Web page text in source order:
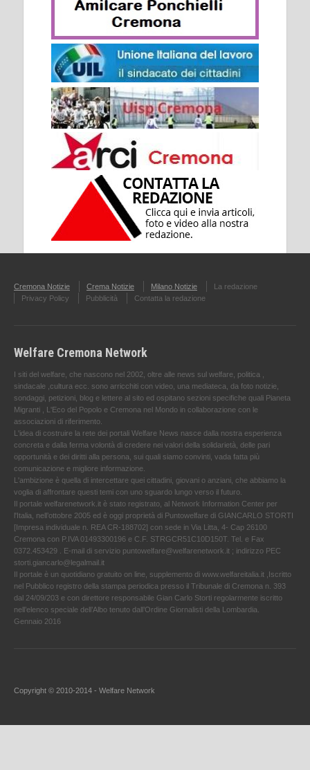
Cremona Notizie Crema Notizie Milano Notizie
La redazione
Privacy Policy
Pubblicità Contatta la redazione
Welfare Cremona Network
I siti del welfare, che nascono nel 2002, oltre alle news sul welfare, politica ,
sindacale ,cultura ecc. sono arricchiti con video, una mediateca, da foto notizie,
sondaggi, petizioni, blog e lettere al sito ed ospitano sezioni specifiche quali Pianeta
Migranti , L'Eco del Popolo e Cremona nel Mondo in collaborazione con le
associazioni di riferimento.
L'idea di costruire la rete dei portali Welfare News nasce dalla nostra esperienza
concreta e dalla ferma volontà di credere nei valori della solidarietà, delle pari
opportunità e dei diritti alla persona, sui quali siamo convinti, vada fatta più
comunicazione e migliore informazione.
L'ambizione è quella di intercettare quei cittadini, giovani o anziani, che abbiamo la
voglia di affrontare questi temi con uno sguardo lungo verso il futuro.
Il portale welfarenetwork.it è stato registrato, al Network Information Center per
l'Italia, nell’ottobre 2005 ed è oggi proprietà di Puntowelfare di GIANCARLO STORTI
[Impresa individuale n. REA CR-188702] con sede in Via Litta, 4- Cap 26100
Cremona con P.IVA 01493300196 e C.F. STRGCR51C10D150T. Tel. e Fax
0372.453429 . E-mail di servizio puntowelfare@welfarenetwork.it ; indirizzo PEC
storti.giancarlo@legalmail.it
Il portale è un quotidiano gratuito on line, supplemento di www.welfareitalia.it ,Iscritto
nel Pubblico registro della stampa periodica presso il Tribunale di Cremona n. 393
dal 24/09/203 e con direttore responsabile Gian Carlo Storti regolarmente iscritto
nell’elenco speciale dell’Albo tenuto dall’Ordine Giornalisti della Lombardia.
Gennaio 2016
Copyright © 2010-2014 - Welfare Network